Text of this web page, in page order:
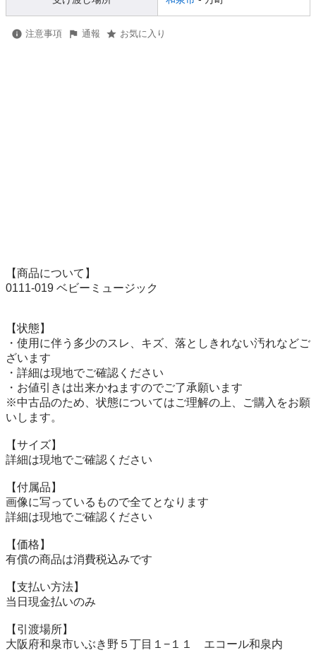
注意事項 通報 お気に入り
【商品について】
0111-019 ベビーミュージック
【状態】
・使用に伴う多少のスレ、キズ、落としきれない汚れなどご
ざいます
・詳細は現地でご確認ください
・お値引きは出来かねますのでご了承願います
※中古品のため、状態についてはご理解の上、ご購入をお願
いします。
【サイズ】
詳細は現地でご確認ください
【付属品】
画像に写っているもので全てとなります
詳細は現地でご確認ください
【価格】
有償の商品は消費税込みです
【⽀払い⽅法】
当⽇現⾦払いのみ
【引渡場所】
大阪府和泉市いぶき野５丁目１−１１　エコール和泉内